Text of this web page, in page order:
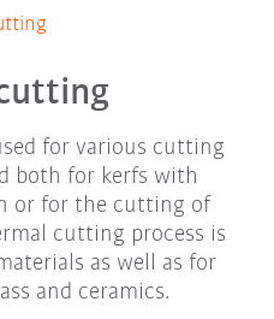
for various cutting
both for kerfs with
or for the cutting of
cutting process is
as well as for
and ceramics.